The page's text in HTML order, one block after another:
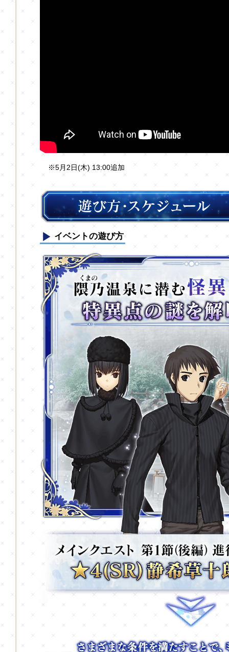
※5月2日(木) 13:00追加
イベントの遊び方